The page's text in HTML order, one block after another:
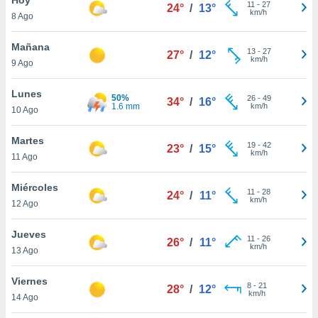
y
en
más
de
8 Ago
24° / 13° 11 - 27
km/h
Mañana
9 Ago
27° / 12° 13- 27
km/h
Lunes
10 Ago
50%
1.6 mm
34° / 16° 26- 49
km/h
Martes
11 Ago
23° / 15° 19- 42
km/h
Miércoles
12 Ago
24° / 11° 11 - 28
km/h
Jueves
13 Ago
26° / 11° 11 - 26
km/h
Viernes
14 Ago
28° / 12° 8- 21
km/h